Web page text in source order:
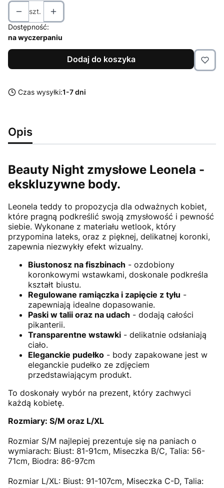
szt.
Dostępność:
na wyczerpaniu
Dodaj do koszyka
Czas wysyłki:1-7 dni
Opis
Beauty Night zmysłowe Leonela -
ekskluzywne body.
Leonela teddy to propozycja dla odważnych kobiet,
które pragną podkreślić swoją zmysłowość i pewność
siebie. Wykonane z materiału wetlook, który
przypomina lateks, oraz z pięknej, delikatnej koronki,
zapewnia niezwykły efekt wizualny.
Biustonosz na fiszbinach - ozdobiony
koronkowymi wstawkami, doskonale podkreśla
kształt biustu.
Regulowane ramiączka i zapięcie z tyłu -
zapewniają idealne dopasowanie.
Paski w talii oraz na udach - dodają całości
pikanterii.
Transparentne wstawki - delikatnie odsłaniają
ciało.
Eleganckie pudełko - body zapakowane jest w
eleganckie pudełko ze zdjęciem
przedstawiającym produkt.
To doskonały wybór na prezent, który zachwyci
każdą kobietę.
Rozmiary: S/M oraz L/XL
Rozmiar S/M najlepiej prezentuje się na paniach o
wymiarach: Biust: 81-91cm, Miseczka B/C, Talia: 56-
71cm, Biodra: 86-97cm
Rozmiar L/XL: Biust: 91-107cm, Miseczka C-D, Talia: